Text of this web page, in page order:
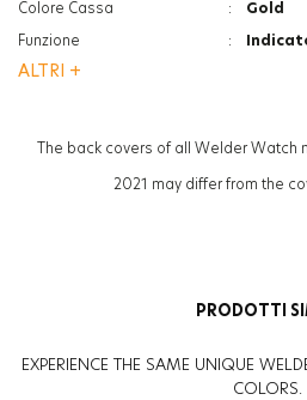
Colore Cassa
:
Gold
Funzione
:
Funzione
Vetro
:
ALTRI +
The back covers of all Welder Watch
2021 may differ from the
PRODOTTI
EXPERIENCE THE SAME UNIQUE
COLORS.